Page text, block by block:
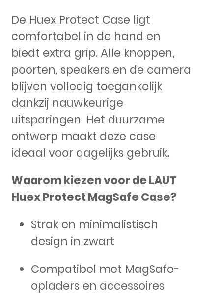
De Huex Protect Case ligt
comfortabel in de hand en
biedt extra grip. Alle knoppen,
poorten, speakers en de camera
blijven volledig toegankelijk
dankzij nauwkeurige
uitsparingen. Het duurzame
ontwerp maakt deze case
ideaal voor dagelijks gebruik.
Waarom kiezen voor de LAUT
Huex Protect MagSafe Case?
Strak en minimalistisch
design in zwart
Compatibel met MagSafe-
opladers en accessoires